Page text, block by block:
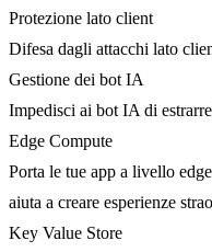
Protezione lato client
Difesa dagli attacchi lato
Gestione dei bot IA
Impedisci ai bot IA di
Edge Compute
Porta le tue app a livello
aiuta a creare esperienze
Key Value Store